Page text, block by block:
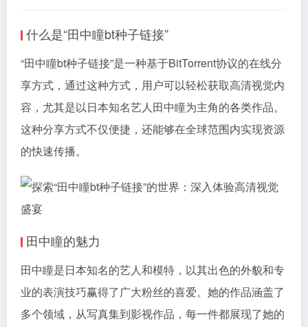
什么是“田中瞳bt种子链接”
“田中瞳bt种子链接”是一种基于BitTorrent协议的在线分
享方式，通过这种方式，用户可以轻松获取高清视觉内
容，尤其是以日本知名艺人田中瞳为主角的各类作品。
这种分享方式不仅便捷，还能够在全球范围内实现资源
的快速传播。
田中瞳的魅力
田中瞳是日本知名的艺人和模特，以其出色的外貌和专
业的表演技巧赢得了广大粉丝的喜爱。她的作品涵盖了
多个领域，从写真集到影视作品，每一件都展现了她的